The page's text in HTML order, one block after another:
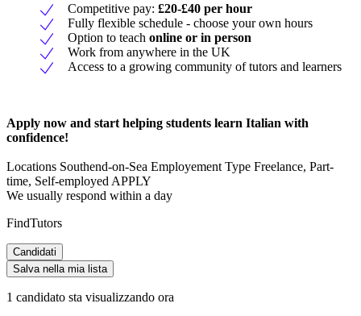
Competitive pay: £20-£40 per hour
Fully flexible schedule - choose your own hours
Option to teach online or in person
Work from anywhere in the UK
Access to a growing community of tutors and learners
Apply now and start helping students learn Italian with
confidence!
Locations Southend-on-Sea Employement Type Freelance, Part-
time, Self-employed APPLY
We usually respond within a day
FindTutors
Candidati
Salva nella mia lista
1 candidato sta visualizzando ora